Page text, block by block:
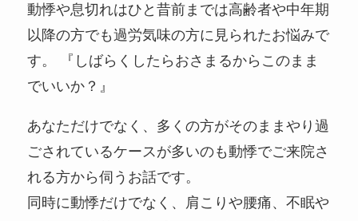
動悸や息切れはひと昔前までは高齢者や中年期
以降の方でも過労気味の方に見られたお悩みで
す。 『しばらくしたらおさまるからこのまま
でいいか？』
あなただけでなく、多くの方がそのままやり過
ごされているケースが多いのも動悸でご来院さ
れる方から伺うお話です。
同時に動悸だけでなく、肩こりや腰痛、不眠や